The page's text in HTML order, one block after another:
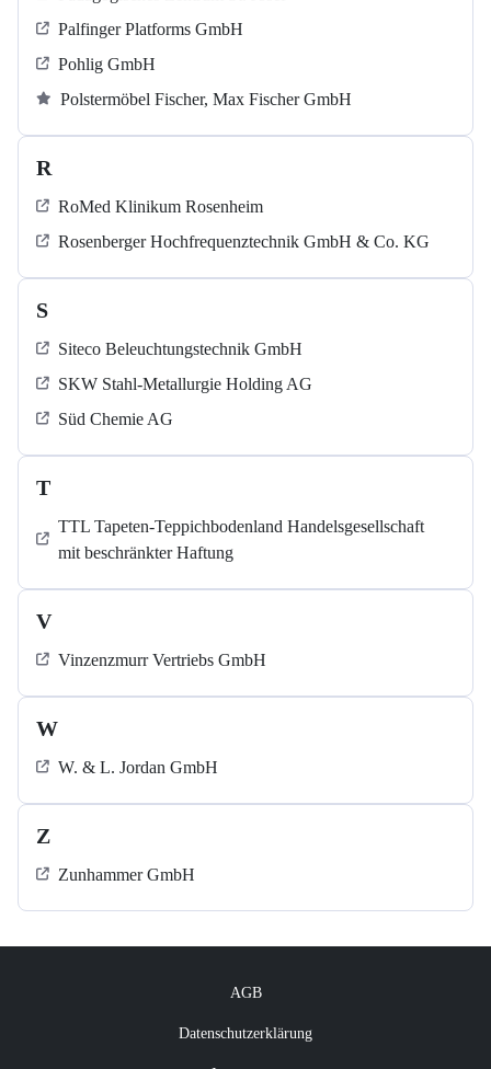
Palfinger Platforms GmbH
Pohlig GmbH
Polstermöbel Fischer, Max Fischer GmbH
R
RoMed Klinikum Rosenheim
Rosenberger Hochfrequenztechnik GmbH & Co. KG
S
Siteco Beleuchtungstechnik GmbH
SKW Stahl-Metallurgie Holding AG
Süd Chemie AG
T
TTL Tapeten-Teppichbodenland Handelsgesellschaft
mit beschränkter Haftung
V
Vinzenzmurr Vertriebs GmbH
W
W. & L. Jordan GmbH
Z
Zunhammer GmbH
AGB
Datenschutzerklärung